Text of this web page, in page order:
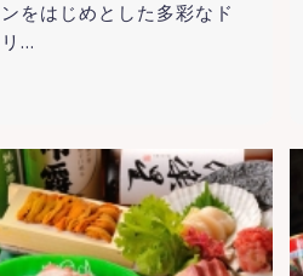
ンをはじめとした多彩なド
リ…